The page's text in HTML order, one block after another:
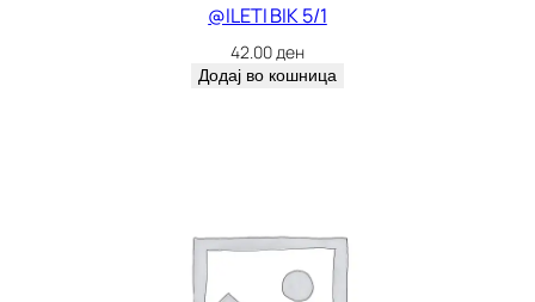
@ILETI BIK 5/1
42.00ден
Додај во кошница